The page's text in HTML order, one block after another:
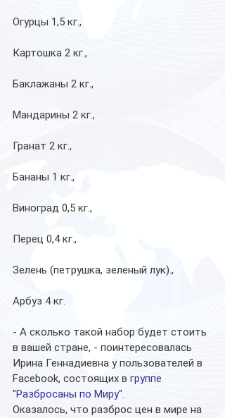
Огурцы 1,5 кг.,
Картошка 2 кг.,
Баклажаны 2 кг.,
Мандарины 2 кг.,
Гранат 2 кг.,
Бананы 1 кг.,
Виноград 0,5 кг.,
Перец 0,4 кг.,
Зелень (петрушка, зеленый лук).,
Арбуз 4 кг.
- А сколько такой набор будет стоить
в вашей стране, - поинтересовалась
Ирина Геннадиевна у пользователей в
Facebook, состоящих в группе
"Разбросаны по Миру".
Оказалось, что разброс цен в мире на